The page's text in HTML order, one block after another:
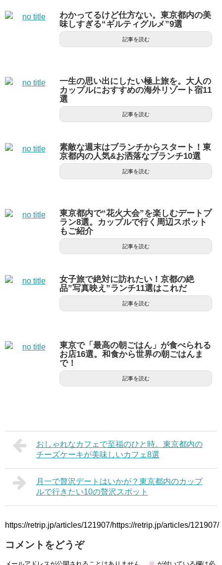
わかってるけど仕方ない。東京都内の美
味しすぎる“ギルティグルメ”9選
記事を読む
一生の思い出にしたい極上旅を。大人の
カップルにおすすめの海外リゾート宿11
選
記事を読む
素敵な週末はブランチからスタート！東
京都内の人気&お洒落なブランチ10選
記事を読む
東京都内で“花火大会”を楽しむデートプ
ラン8選。カップルで行く周辺スポット
もご紹介
記事を読む
女子旅で絶対に訪れたい！京都の絶
品”写真映え”ランチ11選はこれだ
記事を読む
東京で「最高の朝ごはん」が食べられる
お店16選。和食から世界の朝ごはんま
で！
記事を読む
おしゃれなカフェで至福のひと時。東京都内の
チーズケーキが美味しいカフェ8選
月一で贅沢デートはいかが？東京都内のカップ
ルで行きたい10の贅沢スポット
https://retrip.jp/articles/121907/https://retrip.jp/articles/121907/
コメントをどうぞ